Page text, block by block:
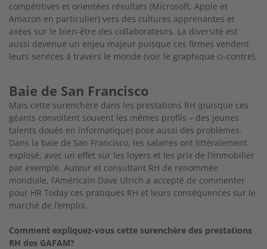
compétitives et orientées résultats (Microsoft, Apple et
Amazon en particulier) vers des cultures apprenantes et
axées sur le bien-être des collaborateurs. La diversité est
aussi devenue un enjeu majeur puisque ces firmes vendent
leurs services à travers le monde (voir le graphique ci-contre).
Baie de San Francisco
Mais cette surenchère dans les prestations RH (puisque ces
géants convoitent souvent les mêmes profils – des jeunes
talents doués en informatique) pose aussi des problèmes.
Dans la baie de San Francisco, les salaires ont littéralement
explosé, avec un effet sur les loyers et les prix de l’immobilier
par exemple. Auteur et consultant RH de renommée
mondiale, l’Américain Dave Ulrich a accepté de commenter
pour HR Today ces pratiques RH et leurs conséquences sur le
marché de l’emploi.
Comment expliquez-vous cette surenchère des prestations
RH des GAFAM?